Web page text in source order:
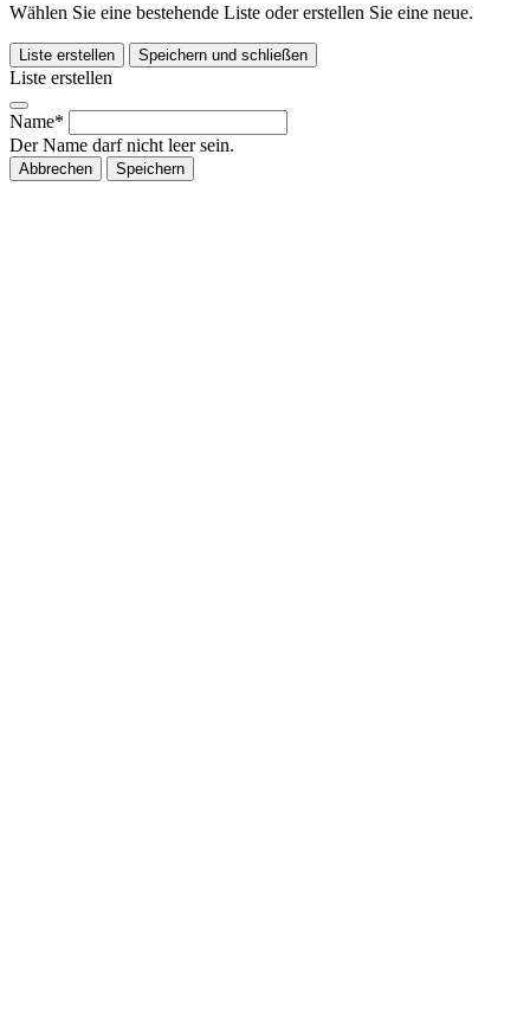
Wählen Sie eine bestehende Liste oder erstellen Sie eine neue.
Liste erstellen Speichern und schließen
Liste erstellen
Name*
Der Name darf nicht leer sein.
Abbrechen Speichern